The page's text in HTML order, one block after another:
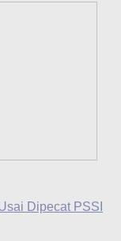
Dipecat PSSI